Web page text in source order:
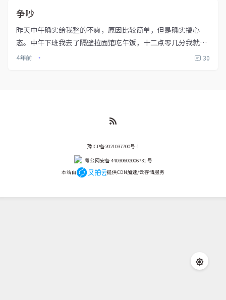
争吵
昨天中午确实给我整的不爽，原因比较简单，但是确实搞心
态。中午下班我去了隔壁拉面馆吃午饭，十二点零几分我就完
成了点单，看着旁边的人来来走走。一切都很平常，但是今天
4年前 • 30
豫ICP备2021037700号-1
粤公网安备 44030602006731 号
本站由
提供CDN加速/云存储服务